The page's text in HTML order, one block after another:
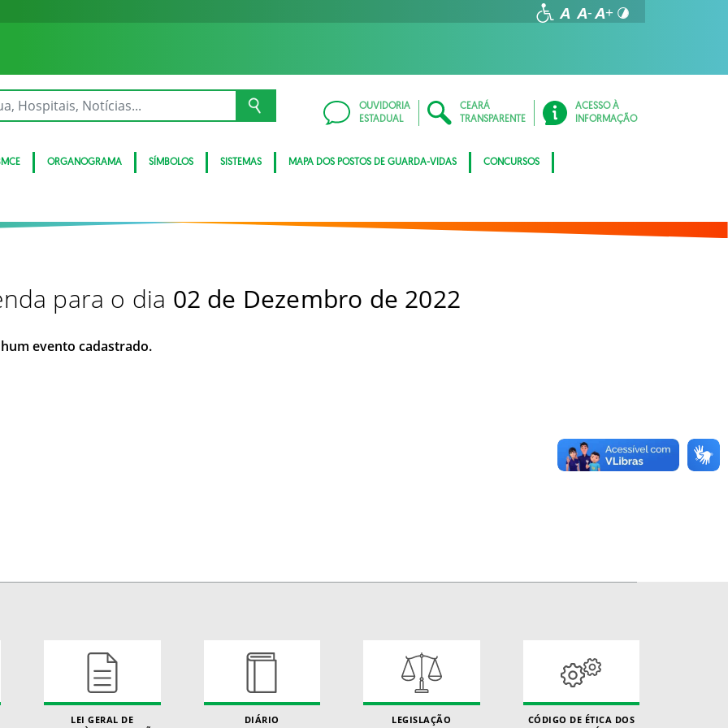
OUVIDORIA
ESTADUAL
CEARÁ
TRANSPARENTE
ACESSO À
INFORMAÇÃO
ORGANOGRAMA SÍMBOLOS SISTEMAS MAPA DOS POSTOS DE GUARDA-VIDAS CONCURSOS
para o dia 02 de Dezembro de 2022
evento cadastrado.
LEI GERAL DE
DIÁRIO
LEGISLAÇÃO
CÓDIGO DE ÉTICA DOS